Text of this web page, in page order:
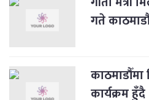
गते
काठमाडौँमा
कार्यक्रम हुँदै